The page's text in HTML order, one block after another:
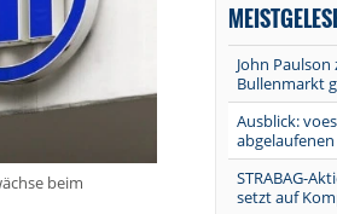
beim
John
Bullenmarkt
Ausblick:
STRABAG-
setzt auf